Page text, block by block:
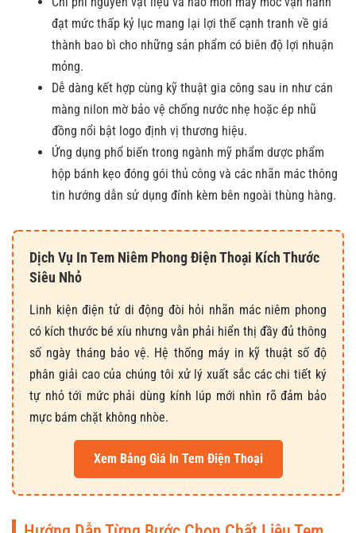
đạt mức thấp kỷ lục mang lại lợi thế cạnh tranh về giá
thành bao bì cho những sản phẩm có biên độ lợi nhuận
mỏng.
Dễ dàng kết hợp cùng kỹ thuật gia công sau in như cán
màng nilon mờ bảo vệ chống nước nhẹ hoặc ép nhũ
đồng nổi bật logo định vị thương hiệu.
Ứng dụng phổ biến trong ngành mỹ phẩm dược phẩm
hộp bánh kẹo đóng gói thủ công và các nhãn mác thông
tin hướng dẫn sử dụng đính kèm bên ngoài thùng hàng.
Dịch Vụ In Tem Niêm Phong Điện Thoại Kích Thước
Siêu Nhỏ
Linh kiện điện tử di động đòi hỏi nhãn mác niêm phong
có kích thước bé xíu nhưng vẫn phải hiển thị đầy đủ thông
số ngày tháng bảo vệ. Hệ thống máy in kỹ thuật số độ
phân giải cao của chúng tôi xử lý xuất sắc các chi tiết ký
tự nhỏ tới mức phải dùng kính lúp mới nhìn rõ đảm bảo
mực bám chặt không nhòe.
Xem Bảng Giá In Tem Điện Thoại